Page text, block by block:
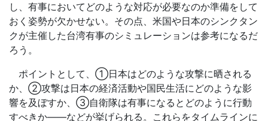
し、有事においてどのような対応が必要なのか準備をして
おく姿勢が欠かせない。その点、米国や日本のシンクタン
クが主催した台湾有事のシミュレーションは参考になるだ
ろう。
ポイントとして、①日本はどのような攻撃に晒される
か、②攻撃は日本の経済活動や国民生活にどのような影
響を及ぼすか、③自衛隊は有事になるとどのように行動
すべきか――などが挙げられる。これらをタイムラインに